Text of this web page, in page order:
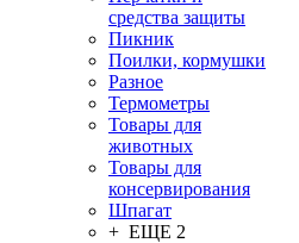
средства защиты
Пикник
Поилки, кормушки
Разное
Термометры
Товары для
животных
Товары для
консервирования
Шпагат
+ ЕЩЕ 2